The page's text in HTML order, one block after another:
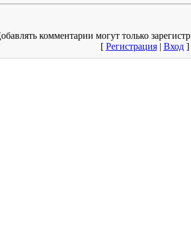
комментарии могут только
[ Регистрация| Вход]